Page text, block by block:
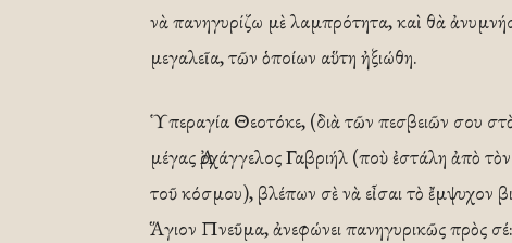
νὰ πανηγυρίζω μὲ λαμπρότητα, καὶ θὰ
μεγαλεῖα, τῶν ὁποίων αὕτη ἠξιώθη.
Ὑπεραγία Θεοτόκε, (διὰ τῶν πεσβειῶν σου
μέγας Ἀρχάγγελος Γαβριήλ (ποὺ ἐστάλη ἀπὸ
τοῦ κόσμου), βλέπων σὲ νὰ εἶσαι τὸ ἔμψυχον
Ἅγιον Πνεῦμα, ἀνεφώνει πανηγυρικῶς πρὸς